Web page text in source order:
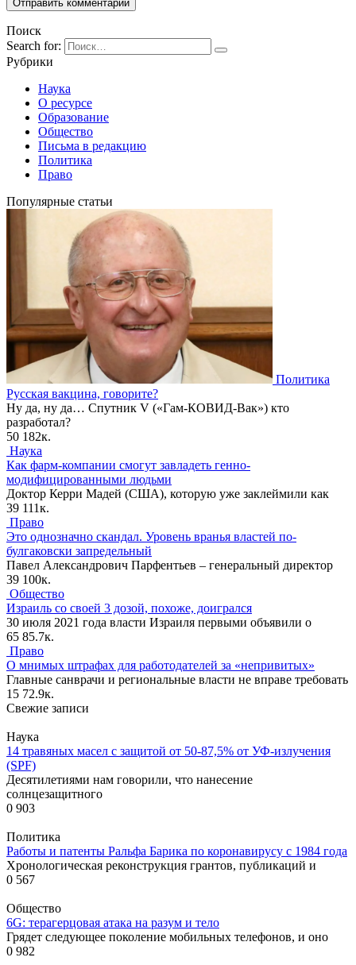
Поиск
Search for:
Рубрики
Наука
О ресурсе
Образование
Общество
Письма в редакцию
Политика
Право
Популярные статьи
Политика
Русская вакцина, говорите?
Ну да, ну да… Спутник V («Гам-КОВИД-Вак») кто
разработал?
50 182к.
Наука
Как фарм-компании смогут завладеть генно-
модифицированными людьми
Доктор Керри Мадей (США), которую уже заклеймили как
39 111к.
Право
Это однозначно скандал. Уровень вранья властей по-
булгаковски запредельный
Павел Александрович Парфентьев – генеральный директор
39 100к.
Общество
Израиль со своей 3 дозой, похоже, доигрался
30 июля 2021 года власти Израиля первыми объявили о
65 85.7к.
Право
О мнимых штрафах для работодателей за «непривитых»
Главные санврачи и региональные власти не вправе требовать
15 72.9к.
Свежие записи
Наука
14 травяных масел с защитой от 50-87,5% от УФ-излучения
(SPF)
Десятилетиями нам говорили, что нанесение
солнцезащитного
0 903
Политика
Работы и патенты Ральфа Барика по коронавирусу с 1984 года
Хронологическая реконструкция грантов, публикаций и
0 567
Общество
6G: терагерцовая атака на разум и тело
Грядет следующее поколение мобильных телефонов, и оно
0 982